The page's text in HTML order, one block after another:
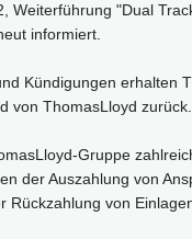
Weiterführung "Dual
informiert.
Kündigungen erhalten
von ThomasLloyd zurück.
Gruppe
der Auszahlung von
Rückzahlung von